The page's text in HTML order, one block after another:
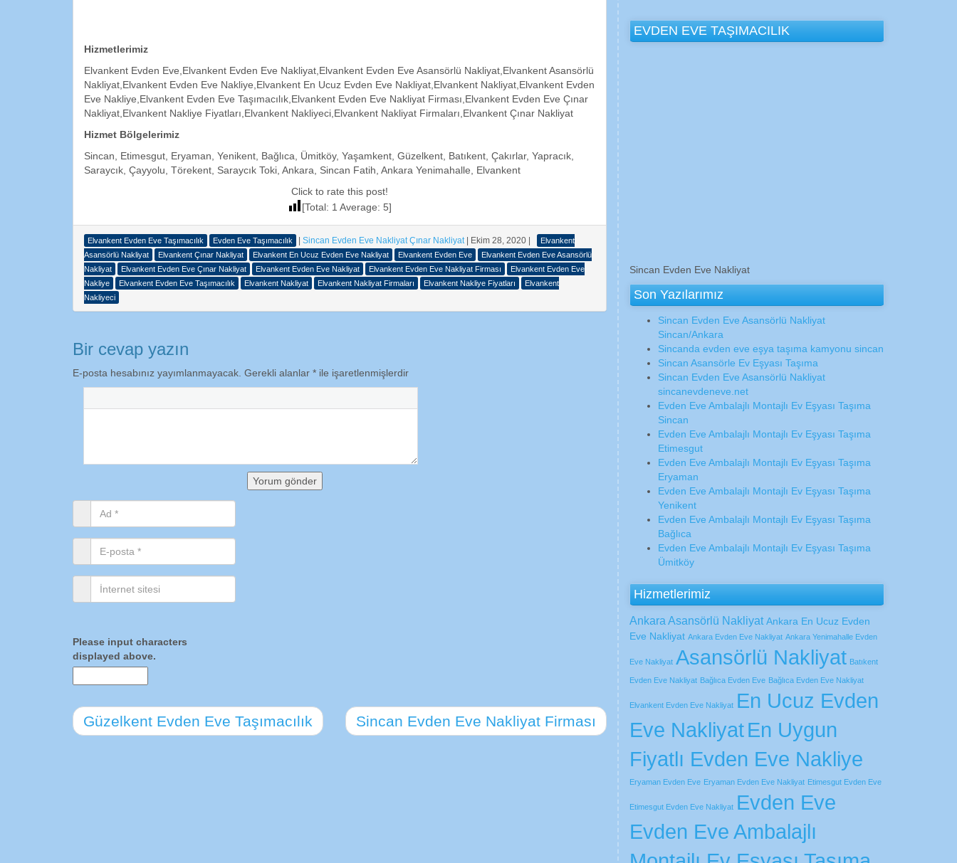
Hizmetlerimiz
Elvankent Evden Eve,Elvankent Evden Eve Nakliyat,Elvankent Evden Eve Asansörlü Nakliyat,Elvankent Asansörlü
Nakliyat,Elvankent Evden Eve Nakliye,Elvankent En Ucuz Evden Eve Nakliyat,Elvankent Nakliyat,Elvankent Evden
Eve Nakliye,Elvankent Evden Eve Taşımacılık,Elvankent Evden Eve Nakliyat Firması,Elvankent Evden Eve Çınar
Nakliyat,Elvankent Nakliye Fiyatları,Elvankent Nakliyeci,Elvankent Nakliyat Firmaları,Elvankent Çınar Nakliyat
Hizmet Bölgelerimiz
Sincan, Etimesgut, Eryaman, Yenikent, Bağlıca, Ümitköy, Yaşamkent, Güzelkent, Batıkent, Çakırlar, Yapracık,
Saraycık, Çayyolu, Törekent, Saraycık Toki, Ankara, Sincan Fatih, Ankara Yenimahalle, Elvankent
Click to rate this post!
[Total: 1 Average: 5]
Elvankent Evden Eve Taşımacılık Evden Eve Taşımacılık Sincan Evden Eve Nakliyat Çınar Nakliyat Ekim 28, 2020
Elvankent
Asansörlü Nakliyat
Elvankent Çınar Nakliyat Elvankent En Ucuz Evden Eve Nakliyat Elvankent Evden Eve
Elvankent Evden Eve Asansörlü
Nakliyat
Elvankent Evden Eve Çınar Nakliyat Elvankent Evden Eve Nakliyat Elvankent Evden Eve Nakliyat Firması
Elvankent Evden Eve
Nakliye
Elvankent Evden Eve Taşımacılık Elvankent Nakliyat Elvankent Nakliyat Firmaları Elvankent Nakliye Fiyatları
Elvankent
Nakliyeci
Bir cevap yazın
E-posta hesabınız yayımlanmayacak. Gerekli alanlar * ile işaretlenmişlerdir
Please input characters
displayed above.
Sincan Evden Eve Nakliyat Firması
Güzelkent Evden Eve Taşımacılık
EVDEN EVE TAŞIMACILIK
Sincan Evden Eve Nakliyat
Son Yazılarımız
Sincan Evden Eve Asansörlü Nakliyat
Sincan/Ankara
Sincanda evden eve eşya taşıma kamyonu sincan
Sincan Asansörle Ev Eşyası Taşıma
Sincan Evden Eve Asansörlü Nakliyat
sincanevdeneve.net
Evden Eve Ambalajlı Montajlı Ev Eşyası Taşıma
Sincan
Evden Eve Ambalajlı Montajlı Ev Eşyası Taşıma
Etimesgut
Evden Eve Ambalajlı Montajlı Ev Eşyası Taşıma
Eryaman
Evden Eve Ambalajlı Montajlı Ev Eşyası Taşıma
Yenikent
Evden Eve Ambalajlı Montajlı Ev Eşyası Taşıma
Bağlıca
Evden Eve Ambalajlı Montajlı Ev Eşyası Taşıma
Ümitköy
Hizmetlerimiz
Ankara Asansörlü Nakliyat Ankara En Ucuz Evden
Eve Nakliyat Ankara Evden Eve Nakliyat Ankara Yenimahalle Evden
Eve Nakliyat Asansörlü Nakliyat Batıkent
Evden Eve Nakliyat Bağlıca Evden Eve Bağlıca Evden Eve Nakliyat
Elvankent Evden Eve Nakliyat En Ucuz Evden
Eve NakliyatEn Uygun
Fiyatlı Evden Eve Nakliye
Eryaman Evden Eve Eryaman Evden Eve Nakliyat Etimesgut Evden Eve
Etimesgut Evden Eve Nakliyat Evden Eve
Evden Eve Ambalajlı